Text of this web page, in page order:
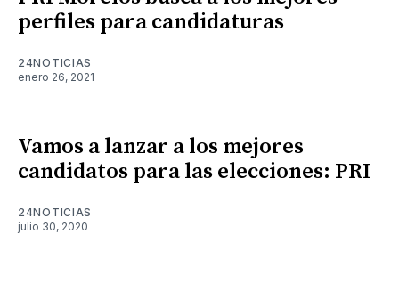
perfiles para candidaturas
24NOTICIAS
enero 26, 2021
Vamos a lanzar a los mejores
candidatos para las elecciones: PRI
24NOTICIAS
julio 30, 2020